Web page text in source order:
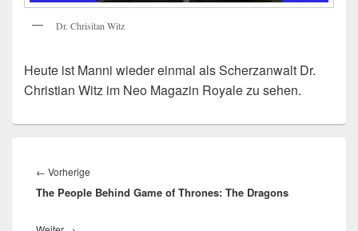
Dr. Chrisitan Witz
Heute ist Manni wieder einmal als Scherzanwalt Dr.
Christian Witz im Neo Magazin Royale zu sehen.
← Vorherige
Beitrag:
The People Behind Game of Thrones: The Dragons